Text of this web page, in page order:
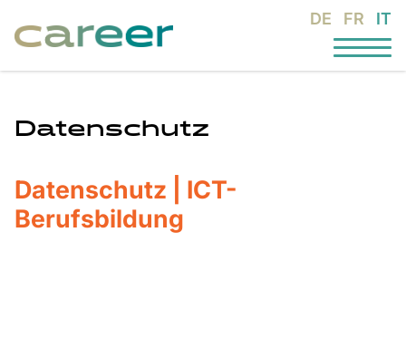
DE FR IT
Datenschutz
Datenschutz | ICT-
Berufsbildung